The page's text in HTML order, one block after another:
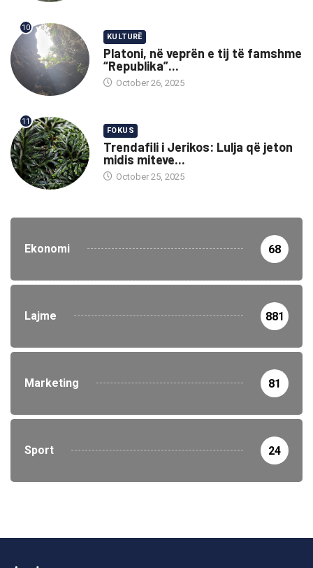
10
KULTURË
Platoni, në veprën e tij të famshme
“Republika”...
October 26, 2025
11
FOKUS
Trendafili i Jerikos: Lulja që jeton
midis miteve...
October 25, 2025
Ekonomi 68
Lajme 881
Marketing 81
Sport 24